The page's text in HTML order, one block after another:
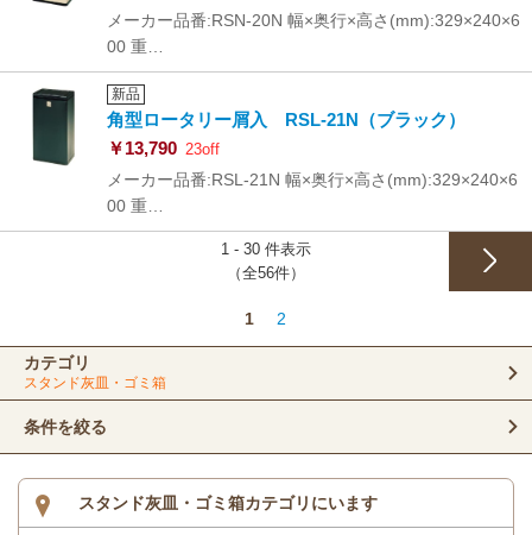
メーカー品番:RSN-20N 幅×奥行×高さ(mm):329×240×6
00 重…
新品
角型ロータリー屑入 RSL-21N（ブラック）
￥13,790 23off
メーカー品番:RSL-21N 幅×奥行×高さ(mm):329×240×6
00 重…
1 - 30 件表示
（全56件）
1 2
カテゴリ
スタンド灰皿・ゴミ箱
条件を絞る
スタンド灰皿・ゴミ箱カテゴリにいます